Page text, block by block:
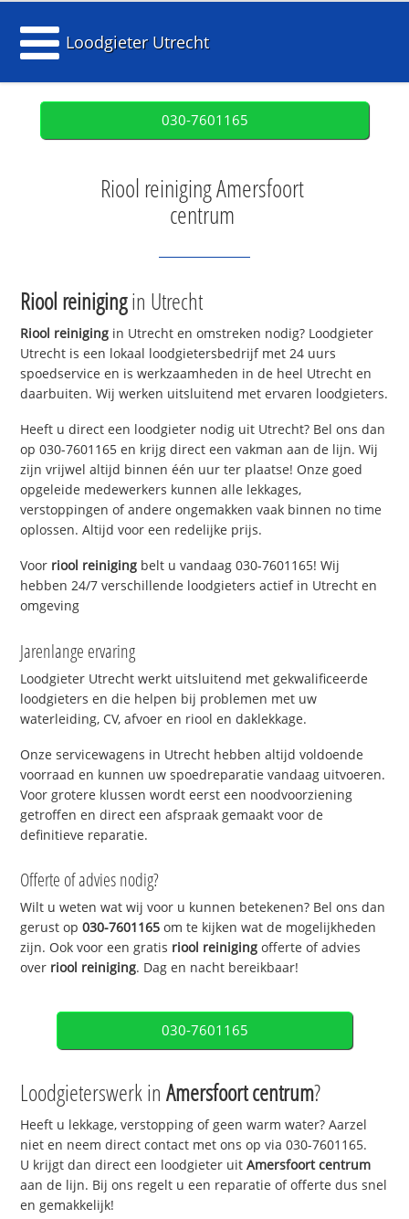
Loodgieter Utrecht
030-7601165
Riool reiniging Amersfoort
centrum
Riool reinigingin Utrecht
Riool reiniging in Utrecht en omstreken nodig? Loodgieter
Utrecht is een lokaal loodgietersbedrijf met 24 uurs
spoedservice en is werkzaamheden in de heel Utrecht en
daarbuiten. Wij werken uitsluitend met ervaren loodgieters.
Heeft u direct een loodgieter nodig uit Utrecht? Bel ons dan
op 030-7601165 en krijg direct een vakman aan de lijn. Wij
zijn vrijwel altijd binnen één uur ter plaatse! Onze goed
opgeleide medewerkers kunnen alle lekkages,
verstoppingen of andere ongemakken vaak binnen no time
oplossen. Altijd voor een redelijke prijs.
Voor riool reiniging belt u vandaag 030-7601165! Wij
hebben 24/7 verschillende loodgieters actief in Utrecht en
omgeving
Jarenlange ervaring
Loodgieter Utrecht werkt uitsluitend met gekwalificeerde
loodgieters en die helpen bij problemen met uw
waterleiding, CV, afvoer en riool en daklekkage.
Onze servicewagens in Utrecht hebben altijd voldoende
voorraad en kunnen uw spoedreparatie vandaag uitvoeren.
Voor grotere klussen wordt eerst een noodvoorziening
getroffen en direct een afspraak gemaakt voor de
definitieve reparatie.
Offerte of advies nodig?
Wilt u weten wat wij voor u kunnen betekenen? Bel ons dan
gerust op030-7601165 om te kijken wat de mogelijkheden
zijn. Ook voor een gratis riool reiniging offerte of advies
over riool reiniging. Dag en nacht bereikbaar!
030-7601165
Loodgieterswerk inAmersfoort centrum?
Heeft u lekkage, verstopping of geen warm water? Aarzel
niet en neem direct contact met ons op via 030-7601165.
U krijgt dan direct een loodgieter uitAmersfoort centrum
aan de lijn. Bij ons regelt u een reparatie of offerte dus snel
en gemakkelijk!